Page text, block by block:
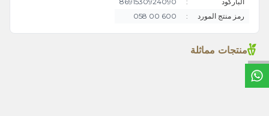
خ
ط
د
م
ا
ت
رمز منتج المورد
:
600 00 058
منتجات مماثلة